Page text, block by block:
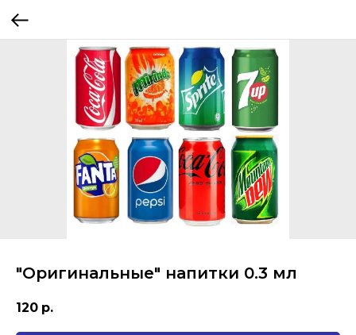
"Оригинальные" напитки 0.3 мл
120 р.